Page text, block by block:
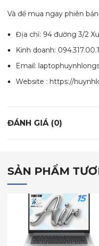
Và để mua ngay phiên
Địa chỉ: 94 đường 3/2
Kinh doanh:
Email:
Website : https://
ĐÁNH GIÁ (0)
SẢN PHẨM